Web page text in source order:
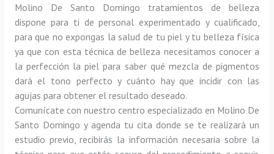
Molino De Santo Domingo tratamientos de belleza
dispone para ti de personal experimentado y cualificado,
para que no expongas la salud de tu piel y tu belleza física
ya que con esta técnica de belleza necesitamos conocer a
la perfección la piel para saber qué mezcla de pigmentos
dará el tono perfecto y cuánto hay que incidir con las
agujas para obtener el resultado deseado.
Comunícate con nuestro centro especializado en Molino De
Santo Domingo y agenda tu cita donde se te realizará un
estudio previo, recibirás la información necesaria sobre la